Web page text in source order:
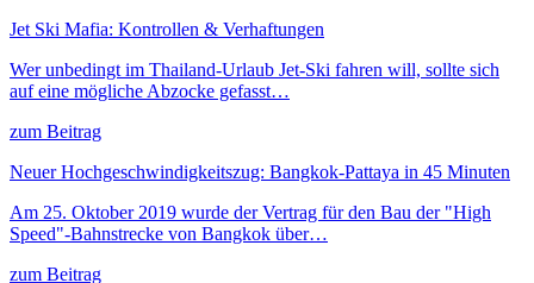
Jet Ski Mafia: Kontrollen & Verhaftungen
Wer unbedingt im Thailand-Urlaub Jet-Ski fahren will, sollte sich
auf eine mögliche Abzocke gefasst…
zum Beitrag
Neuer Hochgeschwindigkeitszug: Bangkok-Pattaya in 45 Minuten
Am 25. Oktober 2019 wurde der Vertrag für den Bau der "High
Speed"-Bahnstrecke von Bangkok über…
zum Beitrag